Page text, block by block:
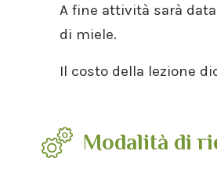
A fine attività sarà
di miele.
Il costo della lezione
Modalità di